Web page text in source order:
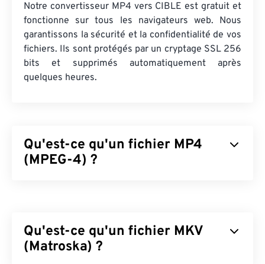
Notre convertisseur MP4 vers CIBLE est gratuit et
fonctionne sur tous les navigateurs web. Nous
garantissons la sécurité et la confidentialité de vos
fichiers. Ils sont protégés par un cryptage SSL 256
bits et supprimés automatiquement après
quelques heures.
Qu'est-ce qu'un fichier MP4
(MPEG-4) ?
large gamme d'appareils et de systèmes
d'exploitation, il utilise un
Qu'est-ce qu'un fichier MKV
(Matroska) ?